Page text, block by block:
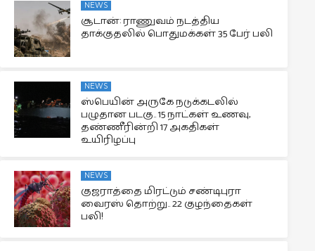
NEWS
சூடான்: ராணுவம் நடத்திய
தாக்குதலில் பொதுமக்கள் 35 பேர் பலி
NEWS
ஸ்பெயின் அருகே நடுக்கடலில்
பழுதான படகு.. 15 நாட்கள் உணவு,
தண்ணீரின்றி 17 அகதிகள்
உயிரிழப்பு
NEWS
குஜராத்தை மிரட்டும் சண்டிபுரா
வைரஸ் தொற்று.. 22 குழந்தைகள்
பலி!